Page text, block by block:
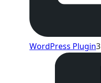
WordPress Plugin3